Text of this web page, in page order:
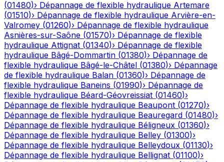
(01480)› Dépannage de flexible hydraulique Artemare
(01510)› Dépannage de flexible hydraulique Arvière-en-
Valromey (01260)› Dépannage de flexible hydraulique
Asnières-sur-Saône (01570)› Dépannage de flexible
hydraulique Attignat (01340)› Dépannage de flexible
hydraulique Bâgé-Dommartin (01380)› Dépannage de
flexible hydraulique Bâgé-le-Châtel (01380)› Dépannage
de flexible hydraulique Balan (01360)› Dépannage de
flexible hydraulique Baneins (01990)› Dépannage de
flexible hydraulique Béard-Géovreissiat (01460)›
Dépannage de flexible hydraulique Beaupont (01270)›
Dépannage de flexible hydraulique Beauregard (01480)›
Dépannage de flexible hydraulique Béligneux (01360)›
Dépannage de flexible hydraulique Belley (01300)›
Dépannage de flexible hydraulique Belleydoux (01130)›
Dépannage de flexible hydraulique Bellignat (01100)›